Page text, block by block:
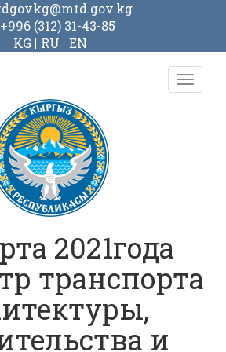
(312) 31-43-85
KG
RU EN
Toggle
2021года
транспорта
и